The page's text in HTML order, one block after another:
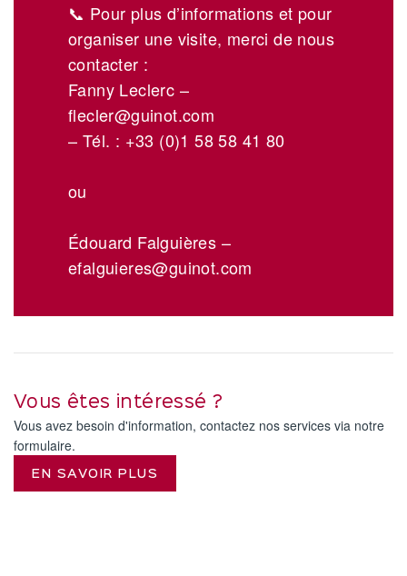
📞 Pour plus d’informations et pour
organiser une visite, merci de nous
contacter :
Fanny Leclerc –
flecler@guinot.com
– Tél. : +33 (0)1 58 58 41 80
ou
Édouard Falguières –
efalguieres@guinot.com
Vous êtes intéressé ?
Vous avez besoin d'information, contactez nos services via notre
formulaire.
EN SAVOIR PLUS